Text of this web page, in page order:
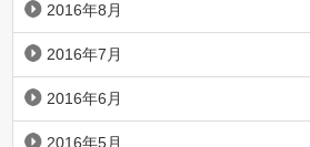
2016年8月
2016年7月
2016年6月
2016年5月